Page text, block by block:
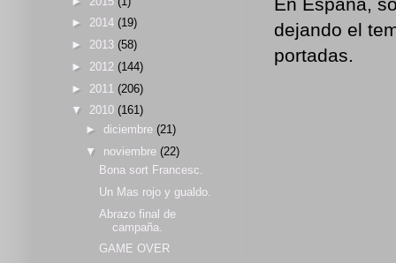
dejando el
portadas.
► 2014 (19)
► 2013 (58)
► 2012 (144)
► 2011 (206)
▼ 2010 (161)
► diciembre (21)
▼ noviembre (22)
Bona sort Francesc.
Un Mas rojo y gualdo.
Abrazo final de
campaña.
GAME OVER